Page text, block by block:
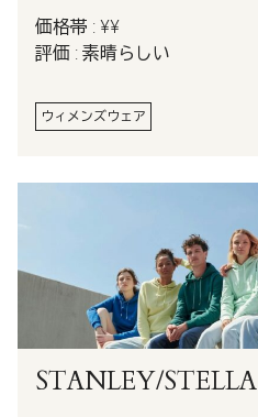
価格帯 : ¥¥
評価 : 素晴らしい
ウィメンズウェア
STANLEY/STELLA